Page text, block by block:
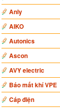
Anly
AIKO
Autonics
Ascon
AVY electric
Báo mất khí VPE
Cáp điện